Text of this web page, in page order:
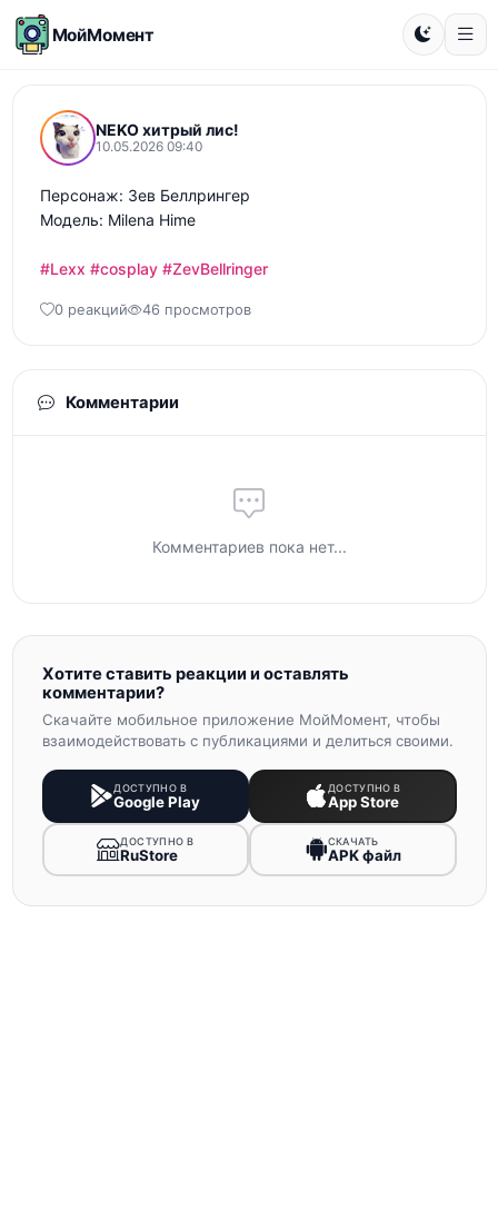
МойМомент
NEKO хитрый лис!
10.05.2026 09:40
Персонаж: Зев Беллрингер
Модель: Milena Hime
#Lexx #cosplay #ZevBellringer
0 реакций 46 просмотров
Комментарии
Комментариев пока нет...
Хотите ставить реакции и оставлять
комментарии?
Скачайте мобильное приложение МойМомент, чтобы
взаимодействовать с публикациями и делиться своими.
ДОСТУПНО В
Google Play
ДОСТУПНО В
App Store
ДОСТУПНО В
RuStore
СКАЧАТЬ
APK файл